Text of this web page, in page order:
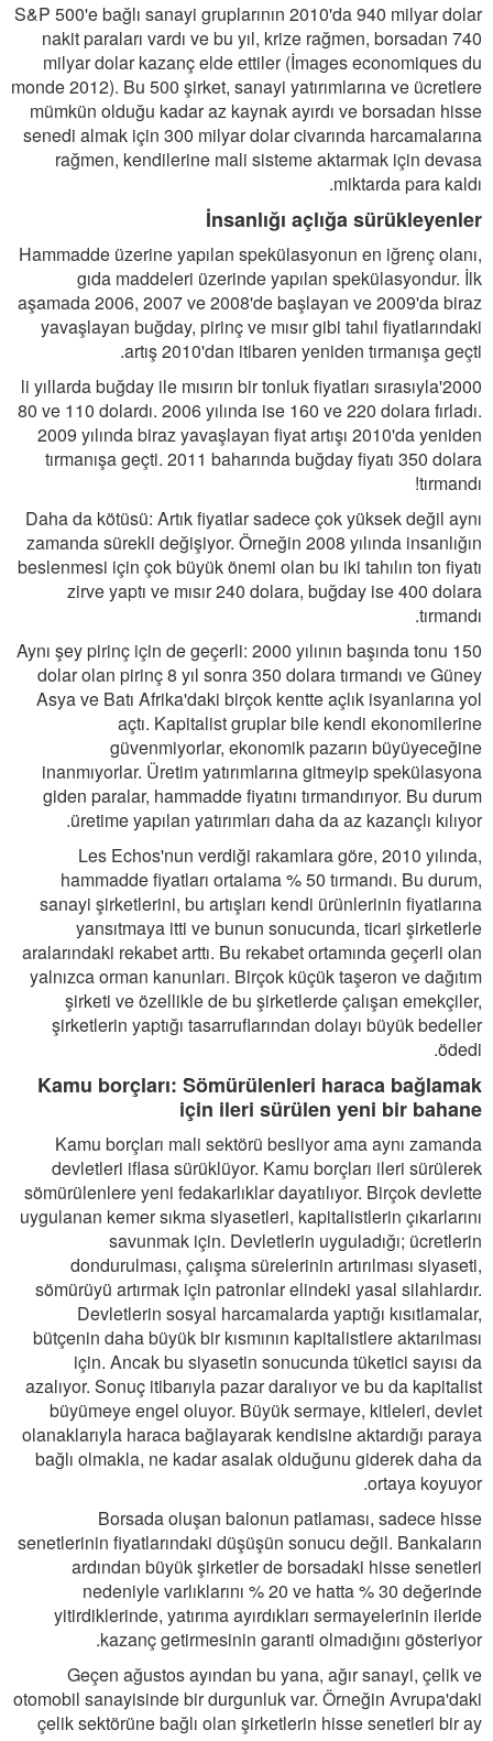
S&P 500'e bağlı sanayi gruplarının 2010'da 940 milyar dolar
nakit paraları vardı ve bu yıl, krize rağmen, borsadan 740
milyar dolar kazanç elde ettiler (İmages economiques du
monde 2012). Bu 500 şirket, sanayi yatırımlarına ve ücretlere
mümkün olduğu kadar az kaynak ayırdı ve borsadan hisse
senedi almak için 300 milyar dolar civarında harcamalarına
rağmen, kendilerine mali sisteme aktarmak için devasa
miktarda para kaldı.
İnsanlığı açlığa sürükleyenler
Hammadde üzerine yapılan spekülasyonun en iğrenç olanı,
gıda maddeleri üzerinde yapılan spekülasyondur. İlk
aşamada 2006, 2007 ve 2008'de başlayan ve 2009'da biraz
yavaşlayan buğday, pirinç ve mısır gibi tahıl fiyatlarındaki
artış 2010'dan itibaren yeniden tırmanışa geçti.
2000'li yıllarda buğday ile mısırın bir tonluk fiyatları sırasıyla
80 ve 110 dolardı. 2006 yılında ise 160 ve 220 dolara fırladı.
2009 yılında biraz yavaşlayan fiyat artışı 2010'da yeniden
tırmanışa geçti. 2011 baharında buğday fiyatı 350 dolara
tırmandı!
Daha da kötüsü: Artık fiyatlar sadece çok yüksek değil aynı
zamanda sürekli değişiyor. Örneğin 2008 yılında insanlığın
beslenmesi için çok büyük önemi olan bu iki tahılın ton fiyatı
zirve yaptı ve mısır 240 dolara, buğday ise 400 dolara
tırmandı.
Aynı şey pirinç için de geçerli: 2000 yılının başında tonu 150
dolar olan pirinç 8 yıl sonra 350 dolara tırmandı ve Güney
Asya ve Batı Afrika'daki birçok kentte açlık isyanlarına yol
açtı. Kapitalist gruplar bile kendi ekonomilerine
güvenmiyorlar, ekonomik pazarın büyüyeceğine
inanmıyorlar. Üretim yatırımlarına gitmeyip spekülasyona
giden paralar, hammadde fiyatını tırmandırıyor. Bu durum
üretime yapılan yatırımları daha da az kazançlı kılıyor.
Les Echos'nun verdiği rakamlara göre, 2010 yılında,
hammadde fiyatları ortalama % 50 tırmandı. Bu durum,
sanayi şirketlerini, bu artışları kendi ürünlerinin fiyatlarına
yansıtmaya itti ve bunun sonucunda, ticari şirketlerle
aralarındaki rekabet arttı. Bu rekabet ortamında geçerli olan
yalnızca orman kanunları. Birçok küçük taşeron ve dağıtım
şirketi ve özellikle de bu şirketlerde çalışan emekçiler,
şirketlerin yaptığı tasarruflarından dolayı büyük bedeller
ödedi.
Kamu borçları: Sömürülenleri haraca bağlamak
için ileri sürülen yeni bir bahane
Kamu borçları mali sektörü besliyor ama aynı zamanda
devletleri iflasa sürüklüyor. Kamu borçları ileri sürülerek
sömürülenlere yeni fedakarlıklar dayatılıyor. Birçok devlette
uygulanan kemer sıkma siyasetleri, kapitalistlerin çıkarlarını
savunmak için. Devletlerin uyguladığı; ücretlerin
dondurulması, çalışma sürelerinin artırılması siyaseti,
sömürüyü artırmak için patronlar elindeki yasal silahlardır.
Devletlerin sosyal harcamalarda yaptığı kısıtlamalar,
bütçenin daha büyük bir kısmının kapitalistlere aktarılması
için. Ancak bu siyasetin sonucunda tüketici sayısı da
azalıyor. Sonuç itibarıyla pazar daralıyor ve bu da kapitalist
büyümeye engel oluyor. Büyük sermaye, kitleleri, devlet
olanaklarıyla haraca bağlayarak kendisine aktardığı paraya
bağlı olmakla, ne kadar asalak olduğunu giderek daha da
ortaya koyuyor.
Borsada oluşan balonun patlaması, sadece hisse
senetlerinin fiyatlarındaki düşüşün sonucu değil. Bankaların
ardından büyük şirketler de borsadaki hisse senetleri
nedeniyle varlıklarını % 20 ve hatta % 30 değerinde
yitirdiklerinde, yatırıma ayırdıkları sermayelerinin ileride
kazanç getirmesinin garanti olmadığını gösteriyor.
Geçen ağustos ayından bu yana, ağır sanayi, çelik ve
otomobil sanayisinde bir durgunluk var. Örneğin Avrupa'daki
çelik sektörüne bağlı olan şirketlerin hisse senetleri bir ay